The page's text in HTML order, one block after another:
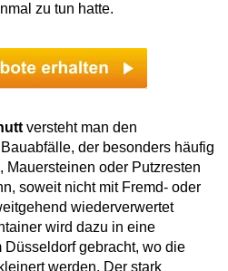
zu tun hatte.
versteht man den
der besonders häufig
Mauersteinen oder Putzresten
soweit nicht mit Fremd- oder
wiederverwertet
wird dazu in eine
Düsseldorf gebracht, wo die
werden. Der stark